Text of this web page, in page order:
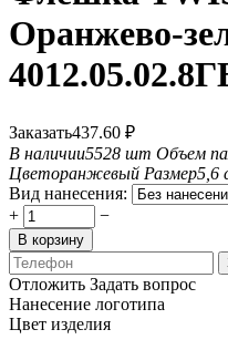
Оранжево-
Заказать437.60 ₽
В наличии5528 шт Объем
Цветоранжевый Размер5,6
Вид нанесения:
+
−
В корзину
Отложить Задать вопрос
Нанесение логотипа
Цвет изделия